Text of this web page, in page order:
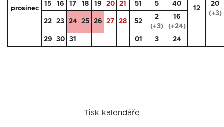
prosinec 12
20
(+3)
15
16 17 18 19 20 21 51 5 40
22 23 24 25 26 27 28 52
2
(+3)
16
(+24)
29
30 31 01 3 24
Tisk kalendáře